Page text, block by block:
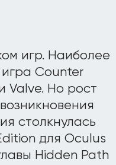
игр. Наиболее
Counter
Valve. Но рост
столкнулась
для Oculus
Hidden Path